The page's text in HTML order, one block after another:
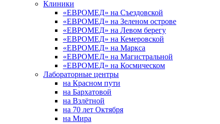
Клиники
«ЕВРОМЕД» на Съездовской
«ЕВРОМЕД» на Зеленом острове
«ЕВРОМЕД» на Левом берегу
«ЕВРОМЕД» на Кемеровской
«ЕВРОМЕД» на Маркса
«ЕВРОМЕД» на Магистральной
«ЕВРОМЕД» на Космическом
Лабораторные центры
на Красном пути
на Бархатовой
на Взлётной
на 70 лет Октября
на Мира